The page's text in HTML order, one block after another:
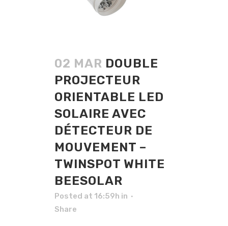
02 MAR DOUBLE
PROJECTEUR
ORIENTABLE LED
SOLAIRE AVEC
DÉTECTEUR DE
MOUVEMENT –
TWINSPOT WHITE
BEESOLAR
Posted at 16:59h in
Share